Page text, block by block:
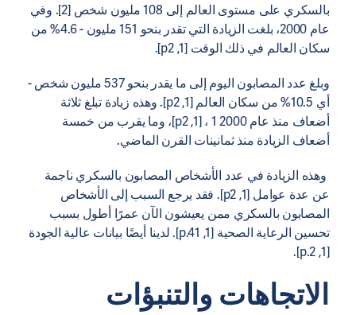
بالسكري على مستوى العالم إلى 108 مليون شخص [2]. وفي
عام 2000، بلغت الزيادة التي تقدر بنحو 151 مليون - 4.6% من
سكان العالم في ذلك الوقت [1, p2].
وبلغ عدد المصابون اليوم إلى ما يقدر بنحو 537 مليون شخص -
أي 10.5% من سكان العالم [1, p2]. وهذه زيادة تبلغ ثلاثة
أضعاف منذ عام 2000 1 ، [1, p2]، وما يقرب من خمسة
أضعاف الزيادة منذ ثمانينات القرن الماضي.
وهذه الزيادة في عدد الأشخاص المصابون بالسكري ناجمة
عن عدة عوامل [1, p2]. فقد يرجع السبب إلى الأشخاص
المصابون بالسكري ممن يعيشون الآن عمرًا أطول بسبب
تحسين الرعاية الصحية [1, p.41]. لدينا أيضًا بيانات عالية الجودة
[1, p.2].
الاتجاهات والتنبؤات